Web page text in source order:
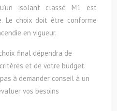
isolant classé M1 est
Le choix doit être conforme
en vigueur.
final dépendra de
et de votre budget.
à demander conseil à un
vos besoins